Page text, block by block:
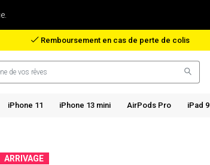
Remboursement en cas de perte de colis
iPhone 11 iPhone 13 mini AirPods Pro iPad 9
ARRIVAGE